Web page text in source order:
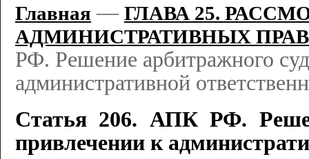
Главная — ГЛАВА 25.
АДМИНИСТРАТИВНЫХ
РФ. Решение арбитражного
административной
Статья 206. АПК РФ.
привлечении к